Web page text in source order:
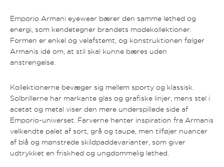
Emporio Armani eyewear bærer den samme lethed og
energi, som kendetegner brandets modekollektioner.
Formen er enkel og velafstemt, og konstruktionen følger
Armanis idé om, at stil skal kunne bæres uden
anstrengelse.
Kollektionerne bevæger sig mellem sporty og klassisk.
Solbrillerne har markante glas og grafiske linjer, mens stel i
acetat og metal viser den mere underspillede side af
Emporio-universet. Farverne henter inspiration fra Armanis
velkendte palet af sort, grå og taupe, men tilføjer nuancer
af blå og mønstrede skildpaddevarianter, som giver
udtrykket en friskhed og ungdommelig lethed.